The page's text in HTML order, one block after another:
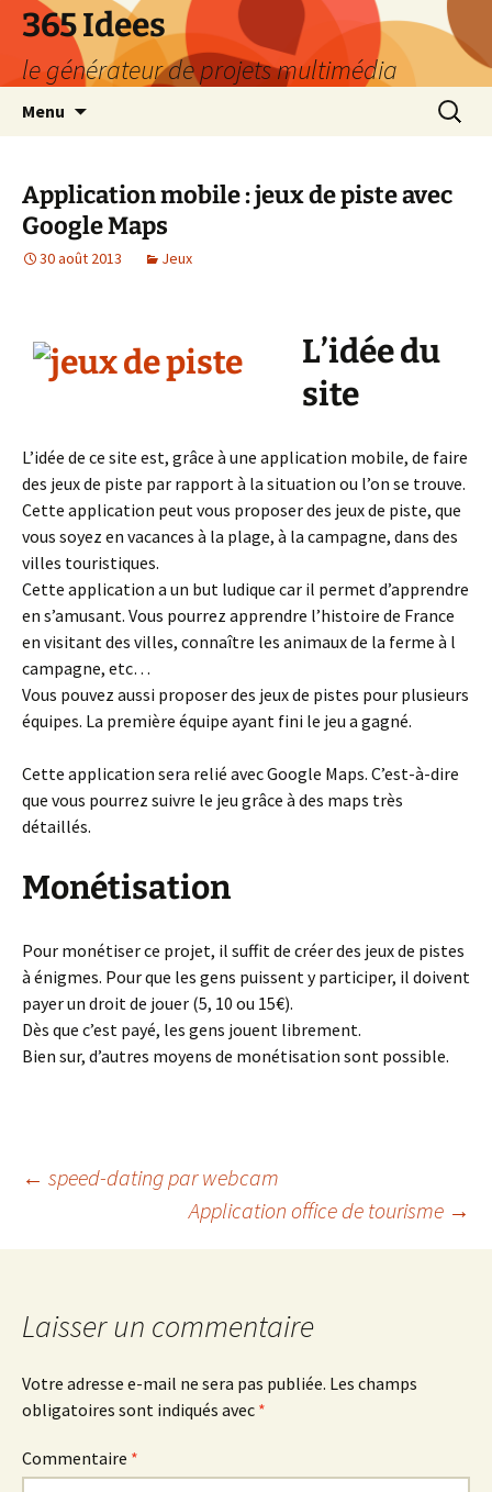
Aller
contenu
365 Idees
le générateur de projets multimédia
Menu
Application mobile : jeux de piste avec
Google Maps
30 août 2013 Jeux
L’idée du
site
L’idée de ce site est, grâce à une application mobile, de faire
des jeux de piste par rapport à la situation ou l’on se trouve.
Cette application peut vous proposer des jeux de piste, que
vous soyez en vacances à la plage, à la campagne, dans des
villes touristiques.
Cette application a un but ludique car il permet d’apprendre
en s’amusant. Vous pourrez apprendre l’histoire de France
en visitant des villes, connaître les animaux de la ferme à l
campagne, etc…
Vous pouvez aussi proposer des jeux de pistes pour plusieurs
équipes. La première équipe ayant fini le jeu a gagné.
Cette application sera relié avec Google Maps. C’est-à-dire
que vous pourrez suivre le jeu grâce à des maps très
détaillés.
Monétisation
Pour monétiser ce projet, il suffit de créer des jeux de pistes
à énigmes. Pour que les gens puissent y participer, il doivent
payer un droit de jouer (5, 10 ou 15€).
Dès que c’est payé, les gens jouent librement.
Bien sur, d’autres moyens de monétisation sont possible.
Navigation
des
articles
← speed-dating par webcam
Application office de tourisme →
Laisser un commentaire
Votre adresse e-mail ne sera pas publiée. Les champs
obligatoires sont indiqués avec *
Commentaire *